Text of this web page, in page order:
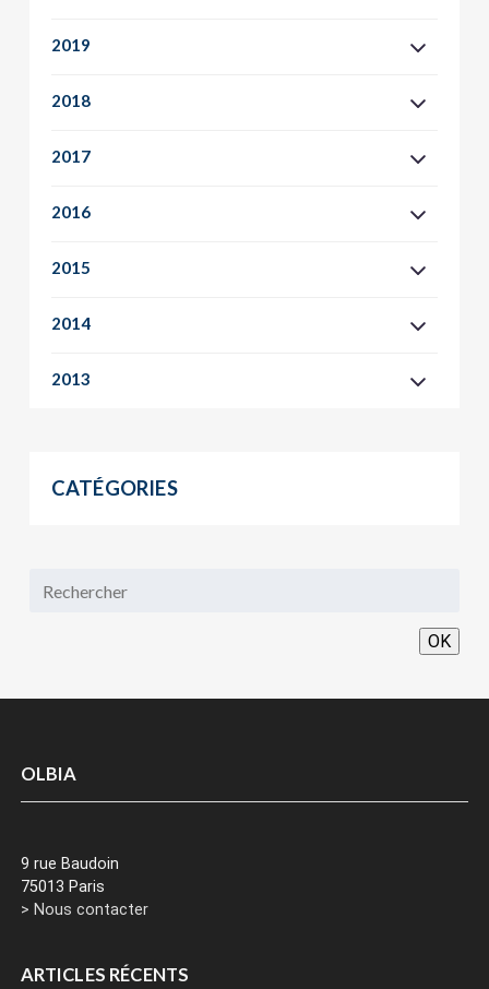
2019
2018
2017
2016
2015
2014
2013
CATÉGORIES
OK
OLBIA
9 rue Baudoin
75013 Paris
> Nous contacter
ARTICLES RÉCENTS